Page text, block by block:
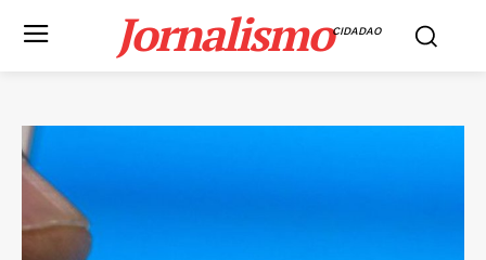
JornalismoCIDADAO